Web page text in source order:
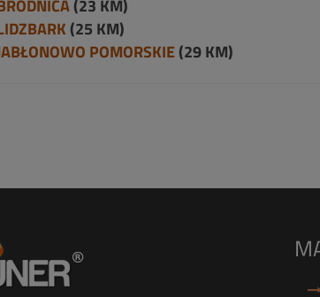
(23 KM)
(25 KM)
POMORSKIE(29 KM)